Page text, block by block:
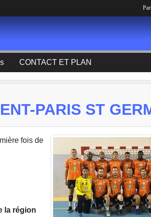
CONTACT ET PLAN
PARIS ST
fois de
la région